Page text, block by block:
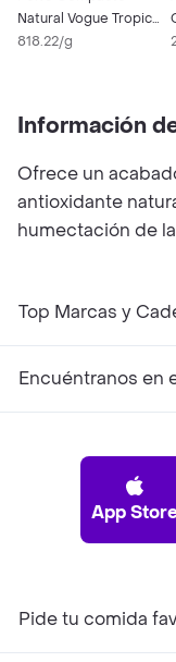
Natural Vogue Tropico
14 g
818.22/g
Información
Ofrece un
antioxidante
humectación de
Top Marcas y
Encuéntranos en
App
Pide tu comida